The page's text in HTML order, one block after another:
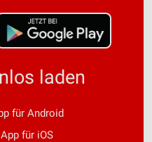
laden
für Android
für iOS